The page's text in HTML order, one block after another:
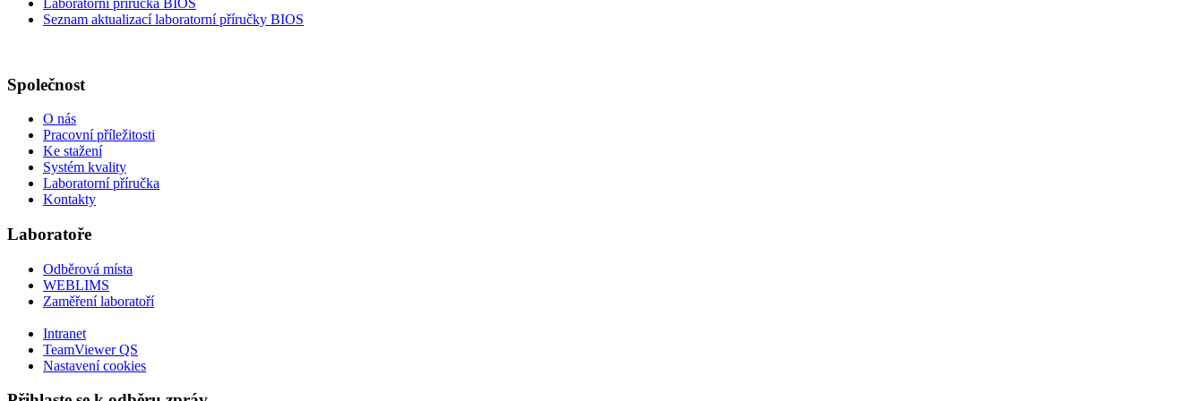
Seznam aktualizací laboratorní příručky BIOS
Společnost
O nás
Pracovní příležitosti
Ke stažení
Systém kvality
Laboratorní příručka
Kontakty
Laboratoře
Odběrová místa
WEBLIMS
Zaměření laboratoří
Intranet
TeamViewer QS
Nastavení cookies